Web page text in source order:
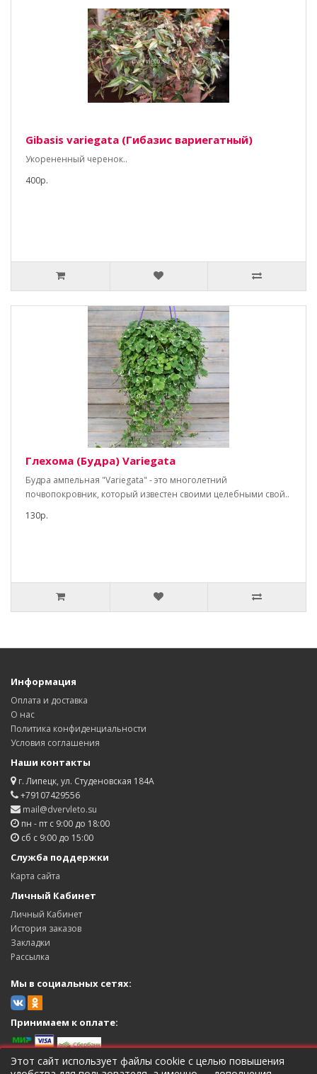
Gibasis variegata (Гибазис вариегатный)
Укорененный черенок..
400р.
Глехома (Будра) Variegata
Будра ампельная "Variegata" - это многолетний
почвопокровник, который известен своими целебными свой..
130р.
Информация
Оплата и доставка
О нас
Политика конфиденциальности
Условия соглашения
Наши контакты
г. Липецк, ул. Студеновская 184А
+79107429556
mail@dvervleto.su
пн - пт с 9:00 до 18:00
сб с 9:00 до 15:00
Служба поддержки
Карта сайта
Личный Кабинет
Личный Кабинет
История заказов
Закладки
Рассылка
Мы в социальных сетях:
Принимаем к оплате:
Этот сайт использует файлы cookie с целью повышения